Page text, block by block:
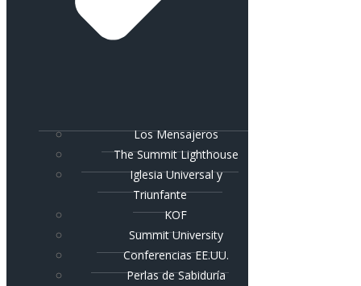
Los Mensajeros
The Summit Lighthouse
Iglesia Universal y
Triunfante
KOF
Summit University
Conferencias EE.UU.
Perlas de Sabiduría